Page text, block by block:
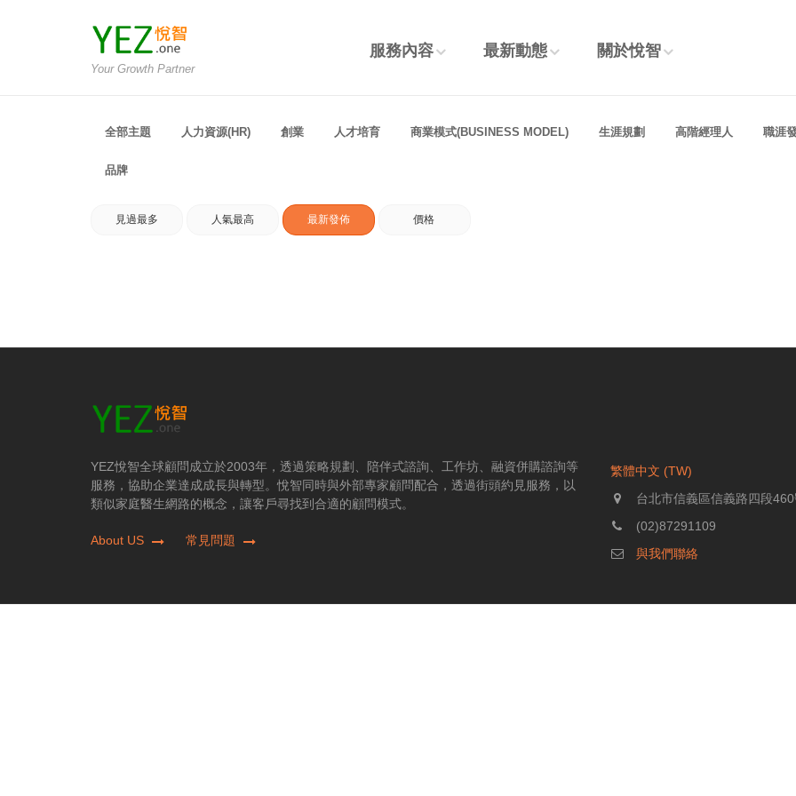
Your Growth Partner
服務內容 最新動態 關於悅智
全部主題 人力資源(HR) 創業 人才培育 商業模式(BUSINESS MODEL) 生涯規劃 高階經理人 職涯
品牌
見過最多 人氣最高 最新發佈 價格
YEZ悅智全球顧問成立於2003年，透過策略規劃、陪伴式諮詢、工作坊、融資併購諮詢等
服務，協助企業達成成長與轉型。悅智同時與外部專家顧問配合，透過街頭約見服務，以
類似家庭醫生網路的概念，讓客戶尋找到合適的顧問模式。
About US 常見問題
繁體中文 (TW)
台北市信義區信義路四段
(02)87291109
與我們聯絡